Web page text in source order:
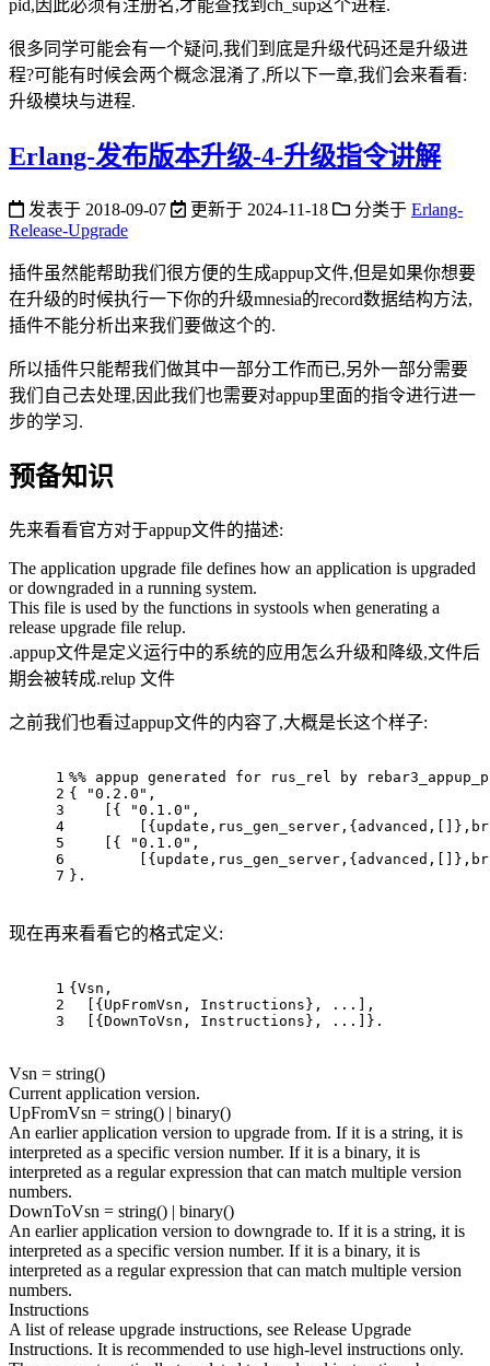
pid,因此必须有注册名,才能查找到ch_sup这个进程.
很多同学可能会有一个疑问,我们到底是升级代码还是升级进
程?可能有时候会两个概念混淆了,所以下一章,我们会来看看:
升级模块与进程.
Erlang-发布版本升级-4-升级指令讲解
发表于 2018-09-07 更新于 2024-11-18 分类于 Erlang-
Release-Upgrade
插件虽然能帮助我们很方便的生成appup文件,但是如果你想要
在升级的时候执行一下你的升级mnesia的record数据结构方法,
插件不能分析出来我们要做这个的.
所以插件只能帮我们做其中一部分工作而已,另外一部分需要
我们自己去处理,因此我们也需要对appup里面的指令进行进一
步的学习.
预备知识
先来看看官方对于appup文件的描述:
The application upgrade file defines how an application is upgraded
or downgraded in a running system.
This file is used by the functions in systools when generating a
release upgrade file relup.
.appup文件是定义运行中的系统的应用怎么升级和降级,文件后
期会被转成.relup 文件
之前我们也看过appup文件的内容了,大概是长这个样子:
1
2
3
4
5
6
7
%% appup generated for rus_rel by
{ "0.2.0",
    [{ "0.1.0",
    [{ "0.1.0",
}.
现在再来看看它的格式定义:
1
2
3
{Vsn,
  [{UpFromVsn, Instructions}, ...],
  [{DownToVsn, Instructions}, ...]}.
Vsn = string()
Current application version.
UpFromVsn = string() | binary()
An earlier application version to upgrade from. If it is a string, it is
interpreted as a specific version number. If it is a binary, it is
interpreted as a regular expression that can match multiple version
numbers.
DownToVsn = string() | binary()
An earlier application version to downgrade to. If it is a string, it is
interpreted as a specific version number. If it is a binary, it is
interpreted as a regular expression that can match multiple version
numbers.
Instructions
A list of release upgrade instructions, see Release Upgrade
Instructions. It is recommended to use high-level instructions only.